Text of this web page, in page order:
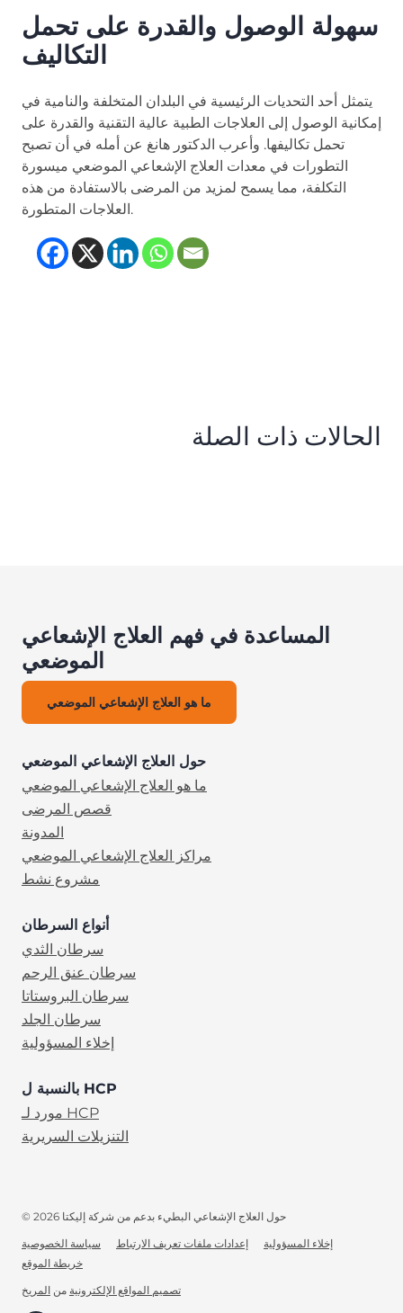
AR
سهولة الوصول والقدرة على تحمل
التكاليف
يتمثل أحد التحديات الرئيسية في البلدان المتخلفة والنامية في
إمكانية الوصول إلى العلاجات الطبية عالية التقنية والقدرة على
تحمل تكاليفها. وأعرب الدكتور هانغ عن أمله في أن تصبح
التطورات في معدات العلاج الإشعاعي الموضعي ميسورة
التكلفة، مما يسمح لمزيد من المرضى بالاستفادة من هذه
العلاجات المتطورة.
(opens in new tab)
(opens in new tab)
(opens in new
(opens in new
الحالات ذات الصلة
المساعدة في فهم العلاج الإشعاعي
الموضعي
ما هو العلاج الإشعاعي الموضعي
حول العلاج الإشعاعي الموضعي
ما هو العلاج الإشعاعي الموضعي
قصص المرضى
المدونة
مراكز العلاج الإشعاعي الموضعي
مشروع نشط
أنواع السرطان
سرطان الثدي
سرطان عنق الرحم
سرطان البروستاتا
سرطان الجلد
إخلاء المسؤولية
بالنسبة ل HCP
مورد لـ HCP
التنزيلات السريرية
© 2026 حول العلاج الإشعاعي البطيء بدعم من شركة إليكتا
سياسة الخصوصية
إعدادات ملفات تعريف الارتباط
إخلاء المسؤولية
خريطة الموقع
تصميم المواقع الإلكترونية من المريخ